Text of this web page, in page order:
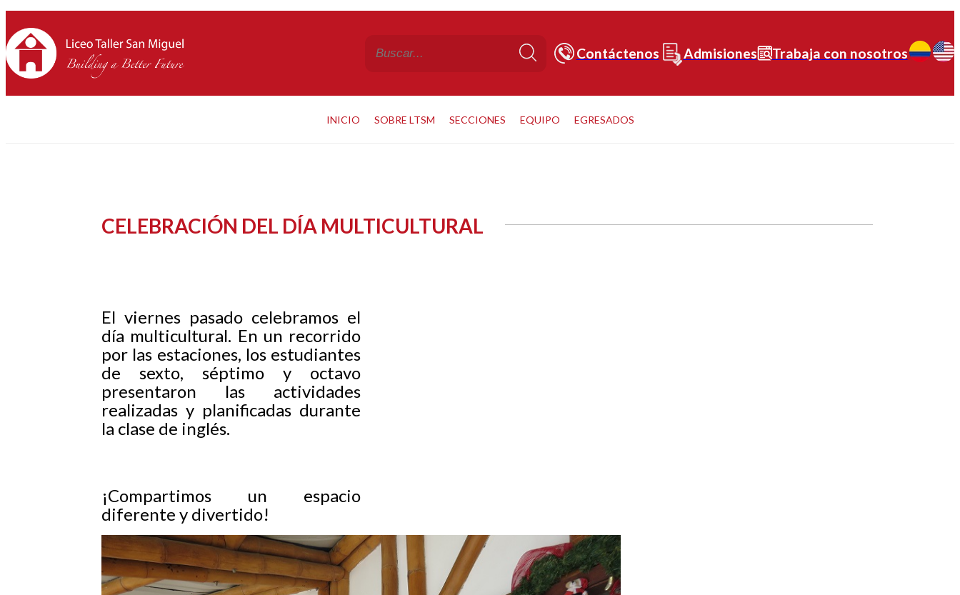
Contáctenos Admisiones Trabaja con nosotros
INICIO SOBRE LTSM SECCIONES EQUIPO EGRESADOS
CELEBRACIÓN DEL DÍA MULTICULTURAL
El viernes pasado celebramos el
día multicultural. En un recorrido
por las estaciones, los estudiantes
de sexto, séptimo y octavo
presentaron las actividades
realizadas y planificadas durante
la clase de inglés.
¡Compartimos un espacio
diferente y divertido!